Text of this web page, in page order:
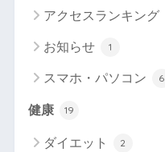
アクセスランキング
お知らせ 1
スマホ・パソコン 6
健康 19
ダイエット 2